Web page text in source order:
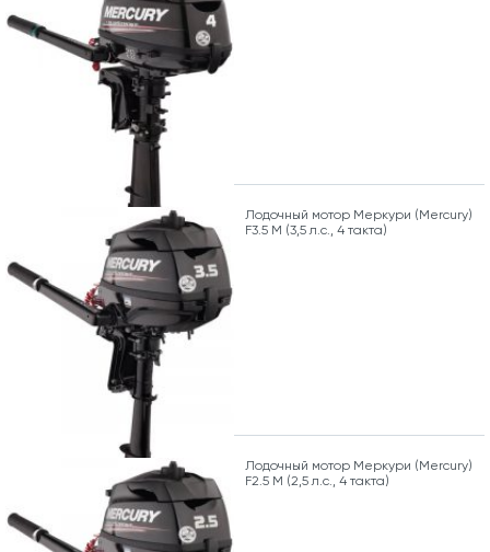
Лодочный мотор Меркури (Mercury)
F3.5 M (3,5 л.с., 4 такта)
Лодочный мотор Меркури (Mercury)
F2.5 M (2,5 л.с., 4 такта)